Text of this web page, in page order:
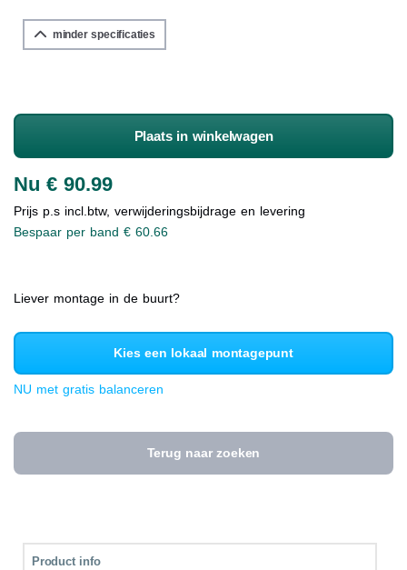
minder specificaties
Plaats in winkelwagen
Nu € 90.99
Prijs p.s incl.btw, verwijderingsbijdrage en levering
Bespaar per band € 60.66
Liever montage in de buurt?
Kies een lokaal montagepunt
NU met gratis balanceren
Terug naar zoeken
Product info